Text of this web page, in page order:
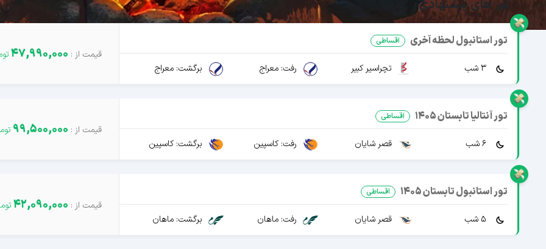
تور های پیشنهادی
تور استانبول لحظه آخری اقساطی
تچراسیر کبیر رفت: معراج برگشت: معراج
47,990,000
تور آنتالیا تابستان 1405 اقساطی
قصر شایان رفت: کاسپین برگشت: کاسپین
99,500,000
تور استانبول تابستان 1405 اقساطی
قصر شایان رفت: ماهان برگشت: ماهان
42,090,000